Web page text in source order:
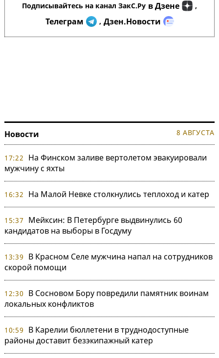
Подписывайтесь на канал ЗакС.Ру в Дзене ,
Телеграм , Дзен.Новости
Новости 8 АВГУСТА
17:22
На Финском заливе вертолетом эвакуировали
мужчину с яхты
16:32 На Малой Невке столкнулись теплоход и катер
15:37
Мейксин: В Петербурге выдвинулись 60
кандидатов на выборы в Госдуму
13:39
В Красном Селе мужчина напал на сотрудников
скорой помощи
12:30
В Сосновом Бору повредили памятник воинам
локальных конфликтов
10:59
В Карелии бюллетени в труднодоступные
районы доставит безэкипажный катер